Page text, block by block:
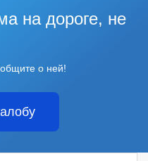
на дороге, не
о ней!